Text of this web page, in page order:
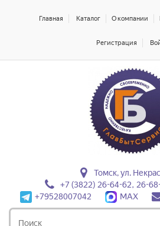
Главная Каталог О компании
Регистрация
Томск, ул.
+7 (3822) 26-64-62, 26-
+79528007042
MAX